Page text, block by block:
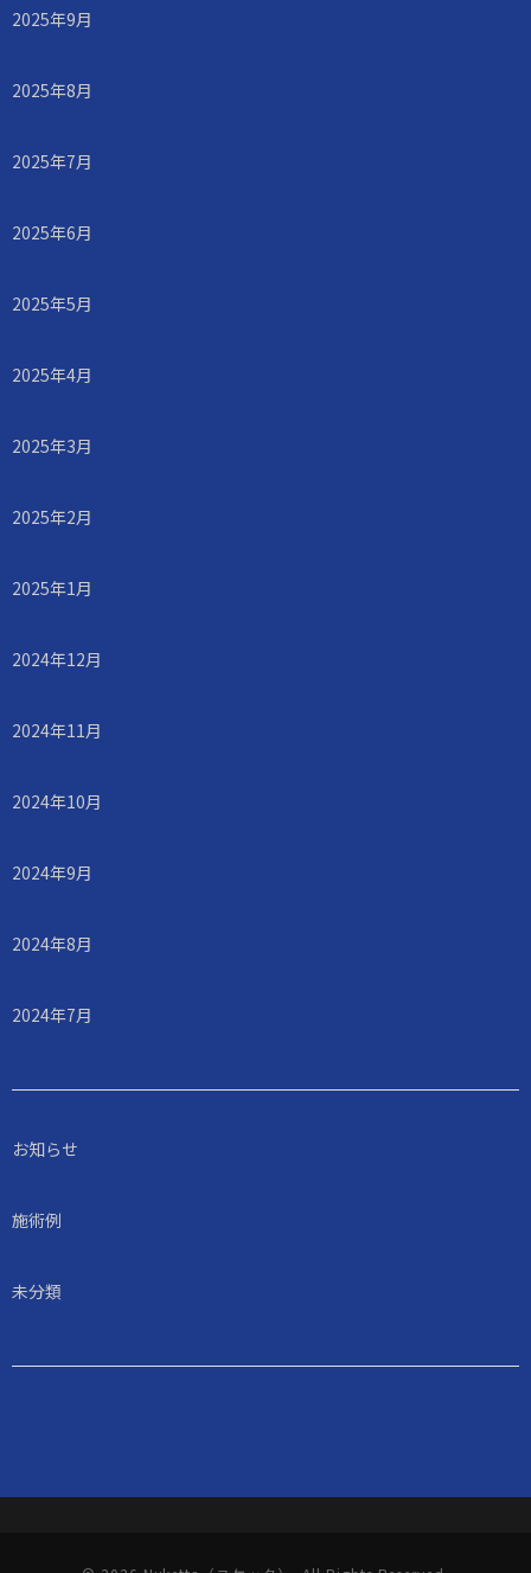
2025年9月
2025年8月
2025年7月
2025年6月
2025年5月
2025年4月
2025年3月
2025年2月
2025年1月
2024年12月
2024年11月
2024年10月
2024年9月
2024年8月
2024年7月
お知らせ
施術例
未分類